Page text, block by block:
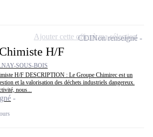
H/F
SOUS-BOIS
H/F DESCRIPTION : Le Groupe Chimirec est un
et la valorisation des déchets industriels dangereux.
nous...
CDINon renseigné
Ajouter cette offre à ma sélection